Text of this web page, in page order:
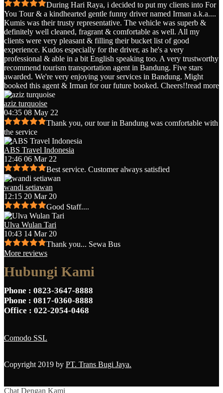
During Hari Raya, i decided to put my clients into For
You Tour & a kindhearted gentle funny driver named Irman a.k.a....
Kumis was their trusty representative. The vehicle was superb &
definitely well cleaned, fragrant & comfortable as well. All my
clients were very pleasant & filling their bucket list of good
experience. Kudos especially for the driver, as he's a very
professional & able in a bit English speaking too. A very trustworthy
recommend tourism transportation agent in Bandung. Five stars
awarded. We're very enjoying your services in Bandung. Might
booked this agent & Irman for our future booked. Cheers!!read more
aziz turquoise
04:35 08 May 22
Thank you, our tour in Bandung was comfortable with
the service
ABS Travel Indonesia
12:46 06 Mar 22
Best service. Customer always satisfied
wandi setiawan
12:15 20 Mar 20
Good Staff....
Ulva Wulan Tari
10:43 14 Mar 20
Thank you... Sewa Bus
More reviews
Hubungi Kami
Phone : 0823-3647-8888
Phone : 0817-0360-8888
Office : 022-2054-0468
Comodo SSL
Copyright 2019 by PT. Trans Bugi Jaya.
Chat Dengan Kami